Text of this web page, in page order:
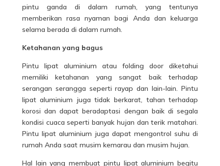
pintu ganda di dalam rumah, yang tentunya
memberikan rasa nyaman bagi Anda dan keluarga
selama berada di dalam rumah.
Ketahanan yang bagus
Pintu lipat aluminium atau folding door diketahui
memiliki ketahanan yang sangat baik terhadap
serangan serangga seperti rayap dan lain-lain. Pintu
lipat aluminium juga tidak berkarat, tahan terhadap
korosi dan dapat beradaptasi dengan baik di segala
kondisi cuaca seperti banyak hujan dan terik matahari.
Pintu lipataluminium juga dapat mengontrol suhu di
rumah Anda saat musim kemarau dan musim hujan.
Hal lain yang membuat pintu lipat aluminium begitu